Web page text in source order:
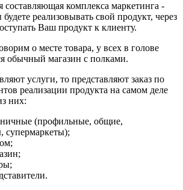
комплекса маркетинга -
реализовывать свой продукт, через
Ваш продукт к клиенту.
о месте товара, у всех в голове
обычный магазин с полками.
услуги, то представляют заказ по
реализации продукта на самом деле
них:
(профильные, общие,
супермаркеты);